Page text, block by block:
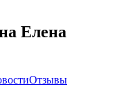
Елена
Отзывы